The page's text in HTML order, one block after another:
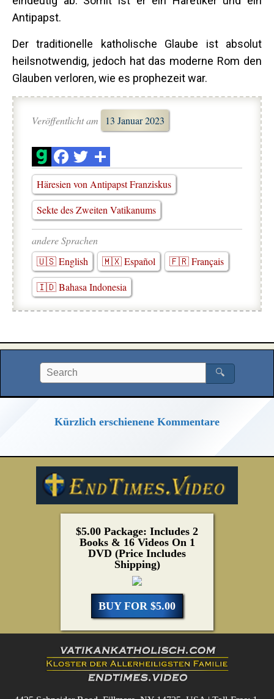
Antipapst.
Der traditionelle katholische Glaube ist absolut
heilsnotwendig, jedoch hat das moderne Rom den
Glauben verloren, wie es prophezeit war.
Veröffentlicht am 13 Januar 2023
Häresien von Antipapst Franziskus
Sekte des Zweiten Vatikanums
andere Sprachen
🇺🇸 English
🇲🇽 Español
🇫🇷 Français
🇮🇩 Bahasa Indonesia
🔍
Kürzlich erschienene Kommentare
$5.00 Package: Includes 2
Books & 16 Videos On 1
DVD (Price Includes
Shipping)
BUY FOR $5.00